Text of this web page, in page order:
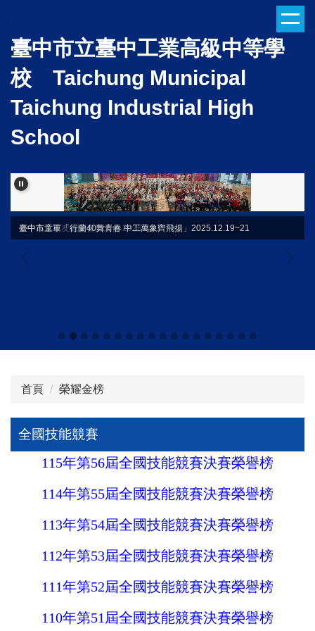
主
要
內
區
臺中市立臺中工業高級中等學
校 Taichung Municipal
Taichung Industrial High
School
臺中高工校友總會會員大會 2026.3.21
臺中市童軍「行蘭40舞青春 中工萬象齊飛揚」2025.12.19~21
首頁 榮耀金榜
全國技能競賽
115年第56屆全國技能競賽決賽榮譽榜
114年第55屆全國技能競賽決賽榮譽榜
113年第54屆全國技能競賽決賽榮譽榜
112年第53屆全國技能競賽決賽榮譽榜
111年第52屆全國技能競賽決賽榮譽榜
110年第51屆全國技能競賽決賽榮譽榜